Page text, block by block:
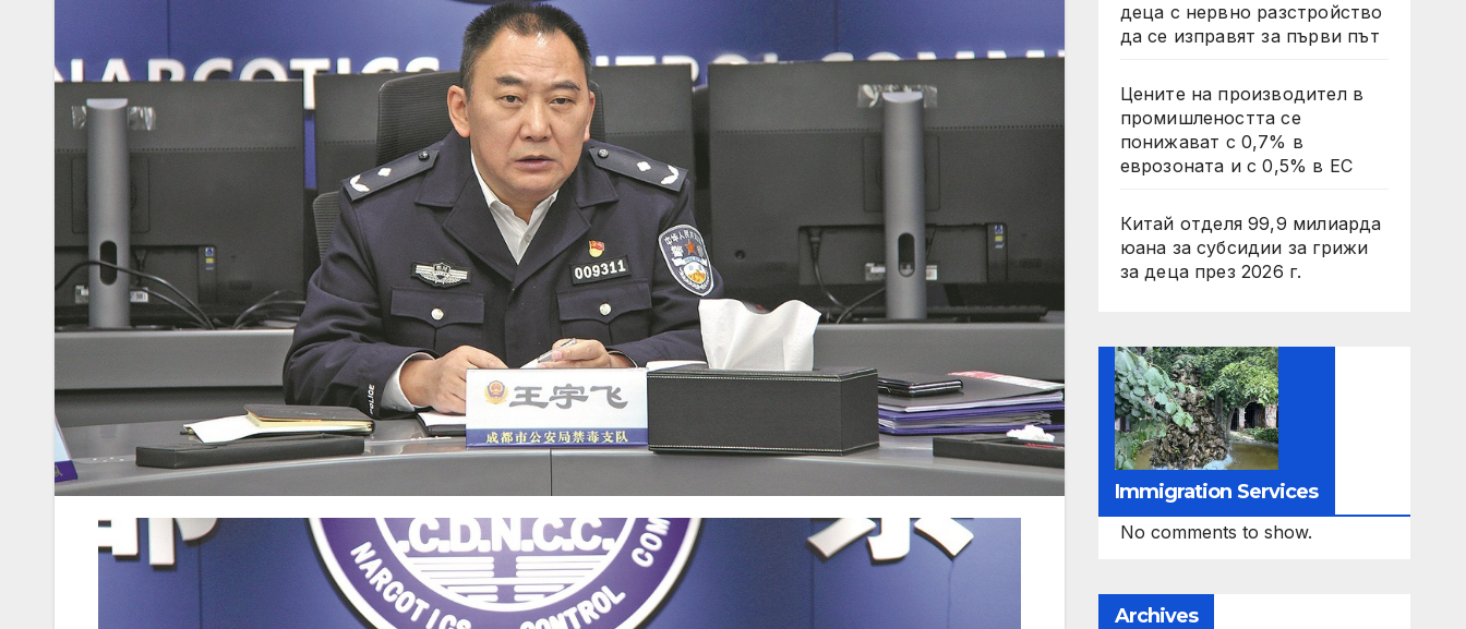
деца с нервно разстройство
да се изправят за първи път
Цените на производител в
промишлеността се
понижават с 0,7% в
еврозоната и с 0,5% в ЕС
Китай отделя 99,9 милиарда
юана за субсидии за грижи
за деца през 2026 г.
Immigration Services
No comments to show.
Archives